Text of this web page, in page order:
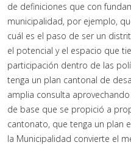
de definiciones que con
municipalidad, por ejemplo,
cuál es el paso de ser un
el potencial y el espacio que
participación dentro de las
tenga un plan cantonal de
amplia consulta
de base que se propició a
cantonato, que tenga un plan
la Municipalidad convierte el